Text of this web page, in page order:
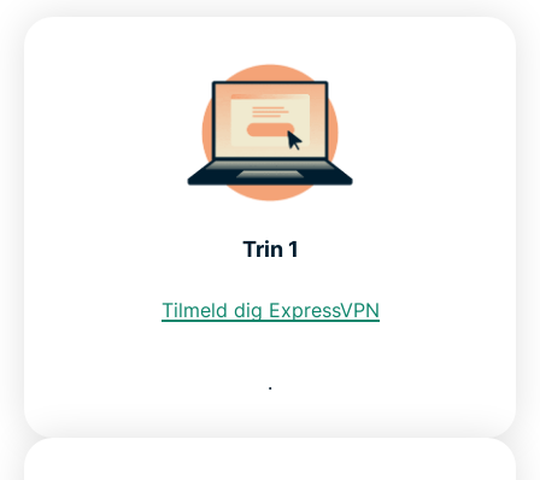
Hvorfor bruge en VPN-server fra Japan?
Brug japanske streamingtjenester med en VPN
Se, hvorfor ExpressVPN er den bedste VPN til
Download en japansk VPN til alle dine enheder
Kan jeg bruge en gratis VPN til at få en japansk IP-
Trin 1
Tilmeld dig ExpressVPN
.